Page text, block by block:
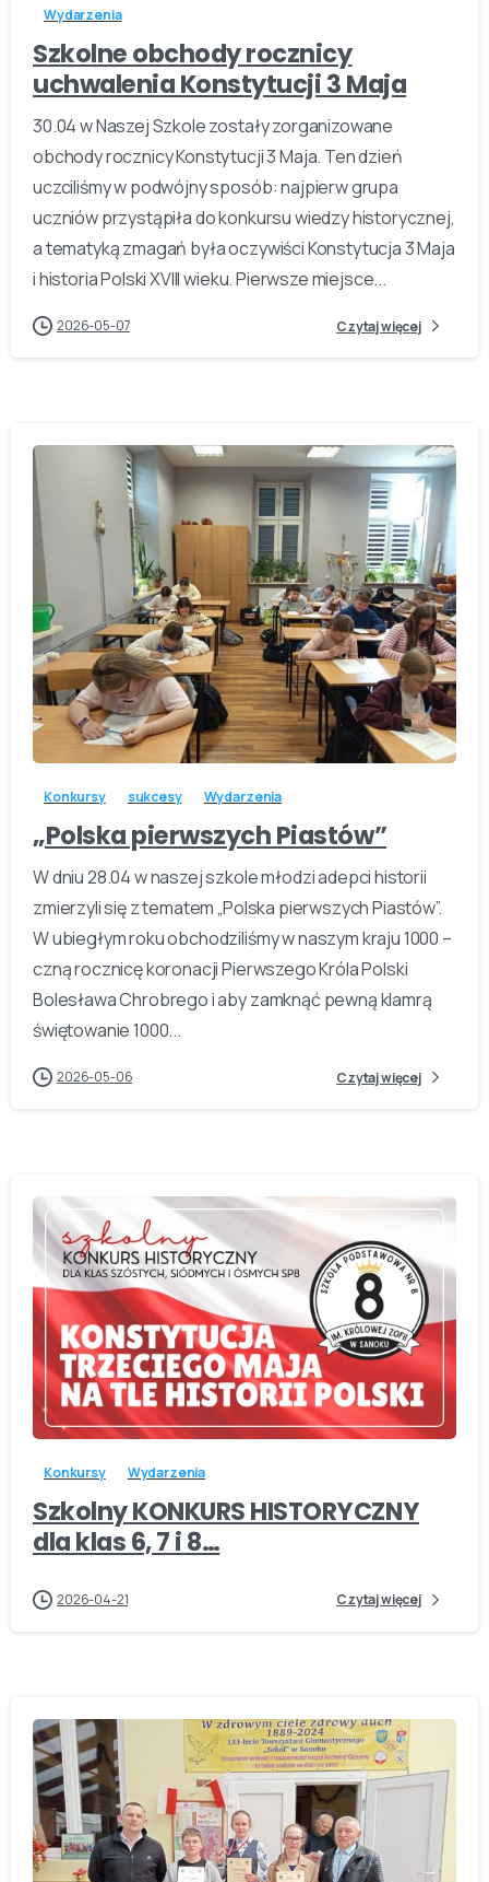
Wydarzenia
Szkolne obchody rocznicy
uchwalenia Konstytucji 3 Maja
30.04 w Naszej Szkole zostały zorganizowane
obchody rocznicy Konstytucji 3 Maja. Ten dzień
uczciliśmy w podwójny sposób: najpierw grupa
uczniów przystąpiła do konkursu wiedzy historycznej,
a tematyką zmagań była oczywiści Konstytucja 3 Maja
i historia Polski XVIII wieku. Pierwsze miejsce...
2026-05-07 Czytaj więcej
-
Konkursy sukcesy Wydarzenia
„Polska pierwszych Piastów”
W dniu 28.04 w naszej szkole młodzi adepci historii
zmierzyli się z tematem „Polska pierwszych Piastów”.
W ubiegłym roku obchodziliśmy w naszym kraju 1000 –
czną rocznicę koronacji Pierwszego Króla Polski
Bolesława Chrobrego i aby zamknąć pewną klamrą
świętowanie 1000...
2026-05-06 Czytaj więcej
-
Konkursy Wydarzenia
Szkolny KONKURS HISTORYCZNY
dla klas 6, 7 i 8…
2026-04-21 Czytaj więcej